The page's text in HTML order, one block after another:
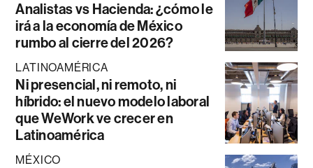
Analistas vs Hacienda: ¿cómo le
irá a la economía de México
rumbo al cierre del 2026?
LATINOAMÉRICA
Ni presencial, ni remoto, ni
híbrido: el nuevo modelo laboral
que WeWork ve crecer en
Latinoamérica
MÉXICO